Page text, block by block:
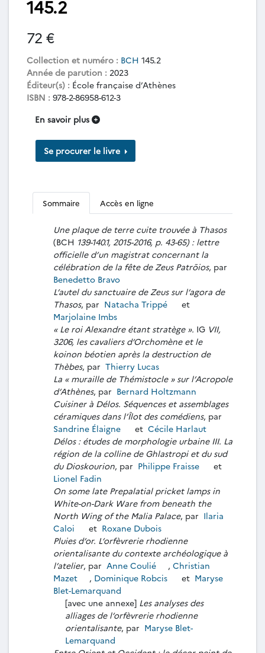
145.2
72 €
Collection et numéro : BCH 145.2
Année de parution : 2023
Éditeur(s) : École française d’Athènes
ISBN : 978-2-86958-612-3
En savoir plus
Se procurer le livre
Sommaire Accès en ligne
Une plaque de terre cuite trouvée à Thasos
(BCH 139-140.1, 2015-2016, p. 43-65) : lettre
officielle d’un magistrat concernant la
célébration de la fête de Zeus Patrōios, par
Benedetto Bravo
L’autel du sanctuaire de Zeus sur l’agora de
Thasos, par Natacha Trippé
et
Marjolaine Imbs
« Le roi Alexandre étant stratège ». IG VII,
3206, les cavaliers d’Orchomène et le
koinon béotien après la destruction de
Thèbes, par Thierry Lucas
La « muraille de Thémistocle » sur l’Acropole
d’Athènes, par Bernard Holtzmann
Cuisiner à Délos. Séquences et assemblages
céramiques dans l’Îlot des comédiens, par
Sandrine Élaigne
et Cécile Harlaut
Délos : études de morphologie urbaine III. La
région de la colline de Ghlastropi et du sud
du Dioskourion, par Philippe Fraisse
et
Lionel Fadin
On some late Prepalatial pricket lamps in
White-on-Dark Ware from beneath the
North Wing of the Malia Palace, par Ilaria
Caloi
et Roxane Dubois
Pluies d’or. L’orfèvrerie rhodienne
orientalisante du contexte archéologique à
l’atelier, par Anne Coulié , Christian
Mazet
, Dominique Robcis et Maryse
Blet-Lemarquand
[avec une annexe] Les analyses des
alliages de l’orfèvrerie rhodienne
orientalisante, par Maryse Blet-
Lemarquand